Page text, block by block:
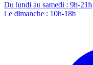
Du lundi au samedi : 9h-21h
Le dimanche : 10h-18h